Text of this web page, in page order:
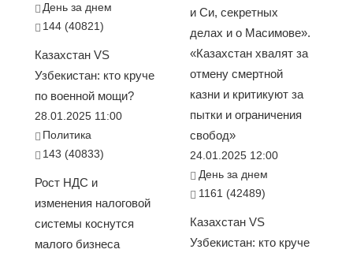
День за днем
144 (40821)
Казахстан VS
Узбекистан: кто круче
по военной мощи?
28.01.2025 11:00
Политика
143 (40833)
Рост НДС и
изменения налоговой
системы коснутся
малого бизнеса
и Си, секретных
делах и о Масимове».
«Казахстан хвалят за
отмену смертной
казни и критикуют за
пытки и ограничения
свобод»
24.01.2025 12:00
День за днем
1161 (42489)
Казахстан VS
Узбекистан: кто круче